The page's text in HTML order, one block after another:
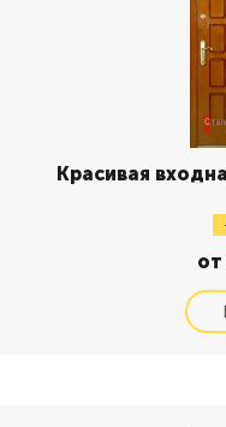
Красивая
от